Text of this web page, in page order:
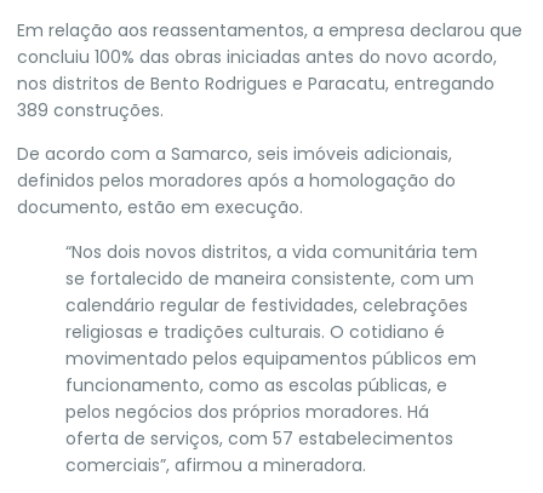
Em relação aos reassentamentos, a empresa declarou que
concluiu 100% das obras iniciadas antes do novo acordo,
nos distritos de Bento Rodrigues e Paracatu, entregando
389 construções.
De acordo com a Samarco, seis imóveis adicionais,
definidos pelos moradores após a homologação do
documento, estão em execução.
“Nos dois novos distritos, a vida comunitária tem
se fortalecido de maneira consistente, com um
calendário regular de festividades, celebrações
religiosas e tradições culturais. O cotidiano é
movimentado pelos equipamentos públicos em
funcionamento, como as escolas públicas, e
pelos negócios dos próprios moradores. Há
oferta de serviços, com 57 estabelecimentos
comerciais”, afirmou a mineradora.